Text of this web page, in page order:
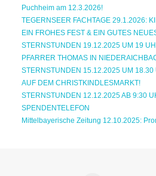
Puchheim am 12.3.2026!
TEGERNSEER FACHTAGE 29.1.2026:
EIN FROHES FEST & EIN GUTES
STERNSTUNDEN 19.12.2025 UM 19
PFARRER THOMAS IN
STERNSTUNDEN 15.12.2025 UM 18.30
AUF DEM CHRISTKINDLESMARKT!
STERNSTUNDEN 12.12.2025 AB 9:30
SPENDENTELEFON
Mittelbayerische Zeitung 12.10.2025: